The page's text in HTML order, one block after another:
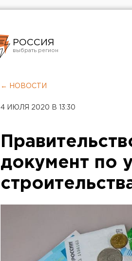
РОССИЯ
Челябинск
← НОВОСТИ
4 ИЮЛЯ 2020 В 13:30
документ по